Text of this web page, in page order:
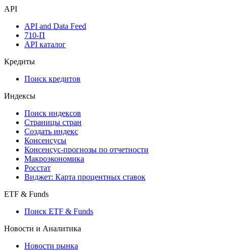
Мобильное приложение Cbonds
API
API and Data Feed
API каталог
Кредиты
Поиск кредитов
Индексы
Поиск индексов
Страницы стран
Создать индекс
Консенсусы
Консенсус-прогнозы по отчетности
Макроэкономика
Виджет: Карта процентных ставок
ETF & Funds
Поиск ETF & Funds